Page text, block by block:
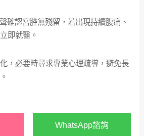
確認宮腔無殘留，若出現持續腹痛、
即就醫。
，必要時尋求專業心理疏導，避免長
WhatsApp諮詢